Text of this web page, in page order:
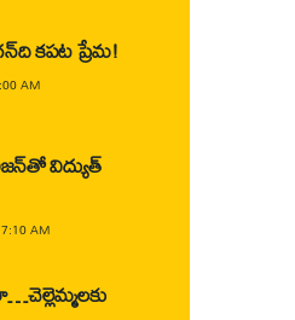
కపట ప్రేమ!
AM
విద్యుత్
AM